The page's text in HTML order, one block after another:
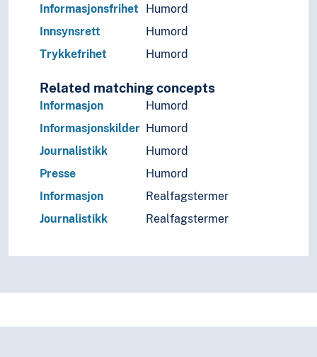
Informasjonsfrihet
Humord
Innsynsrett
Humord
Trykkefrihet
Humord
Related matching concepts
Informasjon
Humord
Informasjonskilder Humord
Journalistikk
Humord
Presse
Humord
Informasjon
Realfagstermer
Journalistikk
Realfagstermer